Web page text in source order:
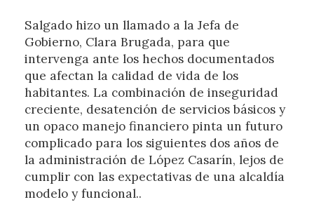
Salgado hizo un llamado a la Jefa de
Gobierno, Clara Brugada, para que
intervenga ante los hechos documentados
que afectan la calidad de vida de los
habitantes. La combinación de inseguridad
creciente, desatención de servicios básicos y
un opaco manejo financiero pinta un futuro
complicado para los siguientes dos años de
la administración de López Casarín, lejos de
cumplir con las expectativas de una alcaldía
modelo y funcional..